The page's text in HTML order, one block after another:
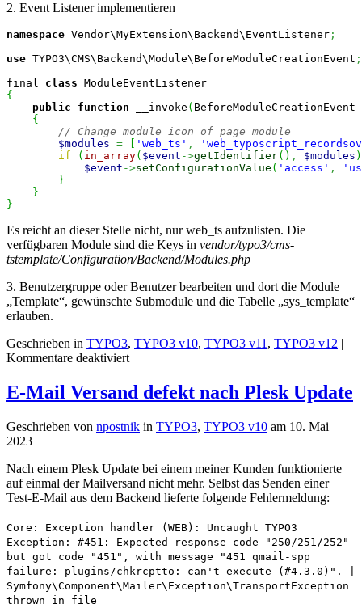
2. Event Listener implementieren
namespace Vendor\MyExtension\Backend\EventListener ;
use TYPO3\CMS\Backend\Module\BeforeModuleCreationEvent ;
final class
{
public
function __invoke ( BeforeModuleCreationEvent
{
// Change module icon of page module
$modules = 'web_ts' ,
if
( in_array( $event ->getIdentifier( ) , $modules )
$event ->setConfigurationValue ( 'access' ,
}
}
}
Es reicht an dieser Stelle nicht, nur web_ts aufzulisten. Die
verfügbaren Module sind die Keys in vendor/typo3/cms-
tstemplate/Configuration/Backend/Modules.php
3. Benutzergruppe oder Benutzer bearbeiten und dort die Module
„Template“, gewünschte Submodule und die Tabelle „sys_template“
erlauben.
Geschrieben in TYPO3, TYPO3 v10, TYPO3 v11, TYPO3 v12 |
Kommentare deaktiviertfür
Template
für
freigeben
E-Mail Versand defekt nach Plesk Update
Geschrieben von npostnik in TYPO3, TYPO3 v10 am 10. Mai
2023
Nach einem Plesk Update bei einem meiner Kunden funktionierte
auf einmal der Mailversand nicht mehr. Selbst das Senden einer
Test-E-Mail aus dem Backend lieferte folgende Fehlermeldung:
Core: Exception handler (WEB): Uncaught TYPO3
Exception: #451: Expected response code "250/251/252"
but got code "451", with message "451 qmail-spp
failure: plugins/chkrcptto: can't execute (#4.3.0)". |
Symfony\Component\Mailer\Exception\TransportException
thrown in file